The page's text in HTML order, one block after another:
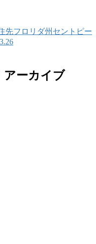
先フロリダ州セントピー
アーカイブ